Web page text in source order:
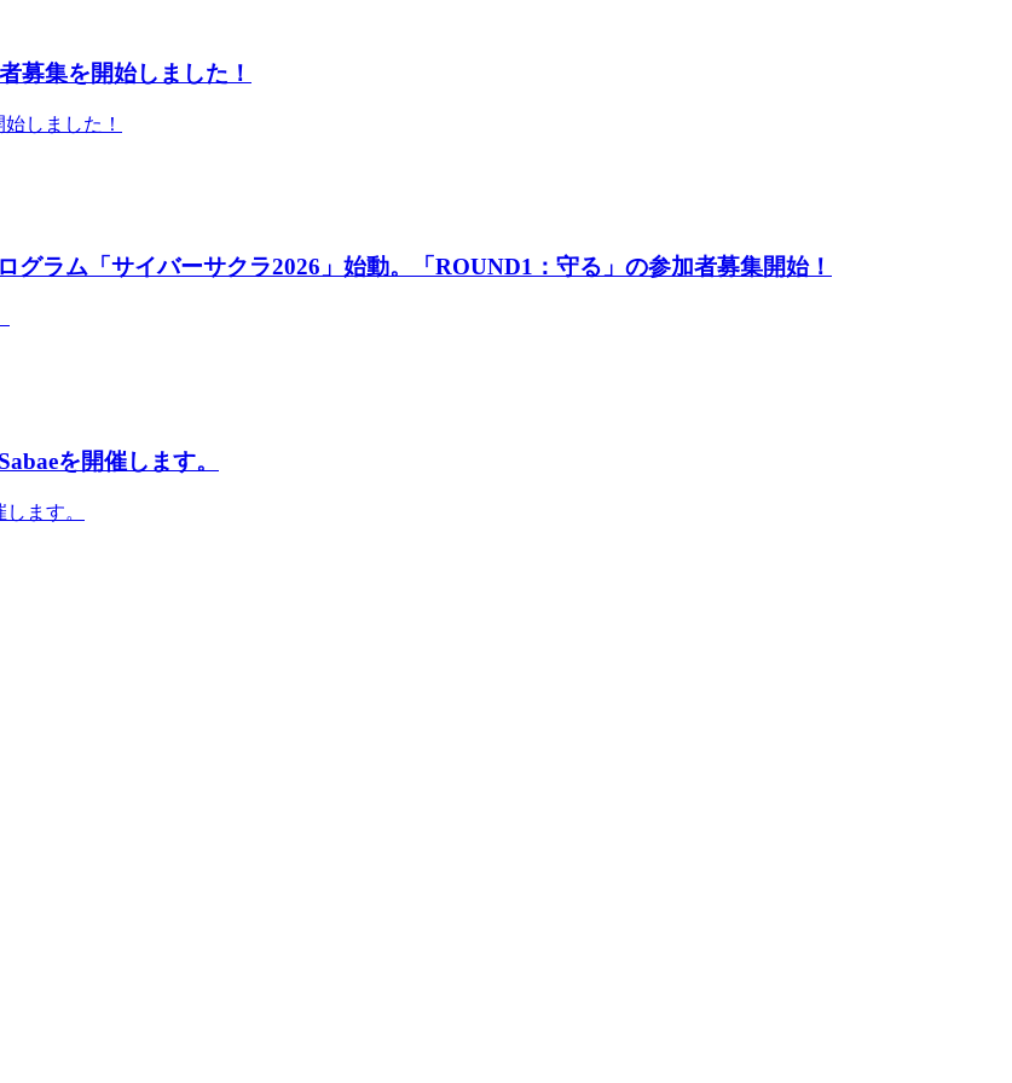
募集を開始しました！
しました！
ラム「サイバーサクラ2026」始動。「ROUND1：守る」の参加者募集開始！
を開催します。
ます。